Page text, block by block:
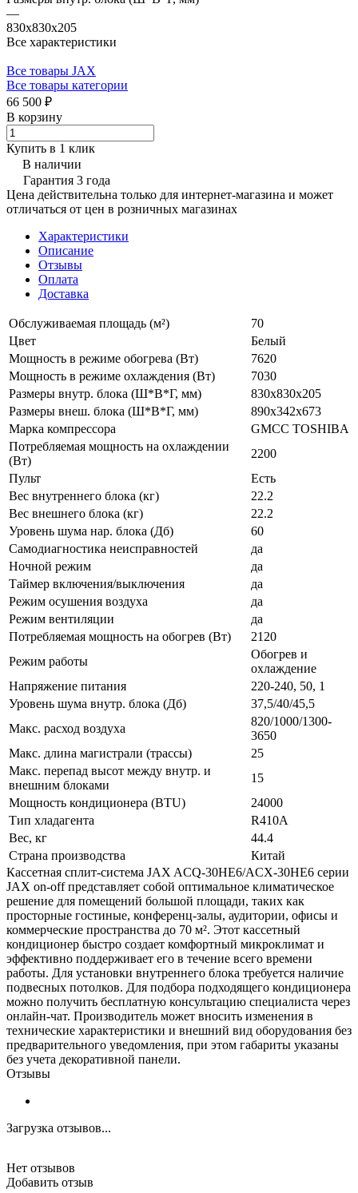
—
830х830х205
Все характеристики
Все товары JAX
Все товары категории
66 500 ₽
В корзину
Купить в 1 клик
В наличии
Гарантия 3 года
Цена действительна только для интернет-магазина и может
отличаться от цен в розничных магазинах
Характеристики
Описание
Отзывы
Оплата
Доставка
Обслуживаемая площадь (м²)
70
Цвет
Белый
Мощность в режиме обогрева (Вт)
7620
Мощность в режиме охлаждения (Вт)
7030
Размеры внутр. блока (Ш*В*Г, мм)
830х830х205
Размеры внеш. блока (Ш*В*Г, мм)
890х342х673
Марка компрессора
GMCC TOSHIBA
Потребляемая мощность на охлаждении
(Вт)
2200
Пульт
Есть
Вес внутреннего блока (кг)
22.2
Вес внешнего блока (кг)
22.2
Уровень шума нар. блока (Дб)
60
Самодиагностика неисправностей
да
Ночной режим
да
Таймер включения/выключения
да
Режим осушения воздуха
да
Режим вентиляции
да
Потребляемая мощность на обогрев (Вт)
2120
Режим работы
Обогрев и
охлаждение
Напряжение питания
220-240, 50, 1
Уровень шума внутр. блока (Дб)
37,5/40/45,5
Макс. расход воздуха
820/1000/1300-
3650
Макс. длина магистрали (трассы)
25
Макс. перепад высот между внутр. и
внешним блоками
15
Мощность кондиционера (BTU)
24000
Тип хладагента
R410A
Вес, кг
44.4
Страна производства
Китай
Кассетная сплит-система JAX ACQ-30HE6/ACX-30HE6 серии
JAX on-off представляет собой оптимальное климатическое
решение для помещений большой площади, таких как
просторные гостиные, конференц-залы, аудитории, офисы и
коммерческие пространства до 70 м². Этот кассетный
кондиционер быстро создает комфортный микроклимат и
эффективно поддерживает его в течение всего времени
работы. Для установки внутреннего блока требуется наличие
подвесных потолков. Для подбора подходящего кондиционера
можно получить бесплатную консультацию специалиста через
онлайн-чат. Производитель может вносить изменения в
технические характеристики и внешний вид оборудования без
предварительного уведомления, при этом габариты указаны
без учета декоративной панели.
Отзывы
Загрузка отзывов...
Нет отзывов
Добавить отзыв